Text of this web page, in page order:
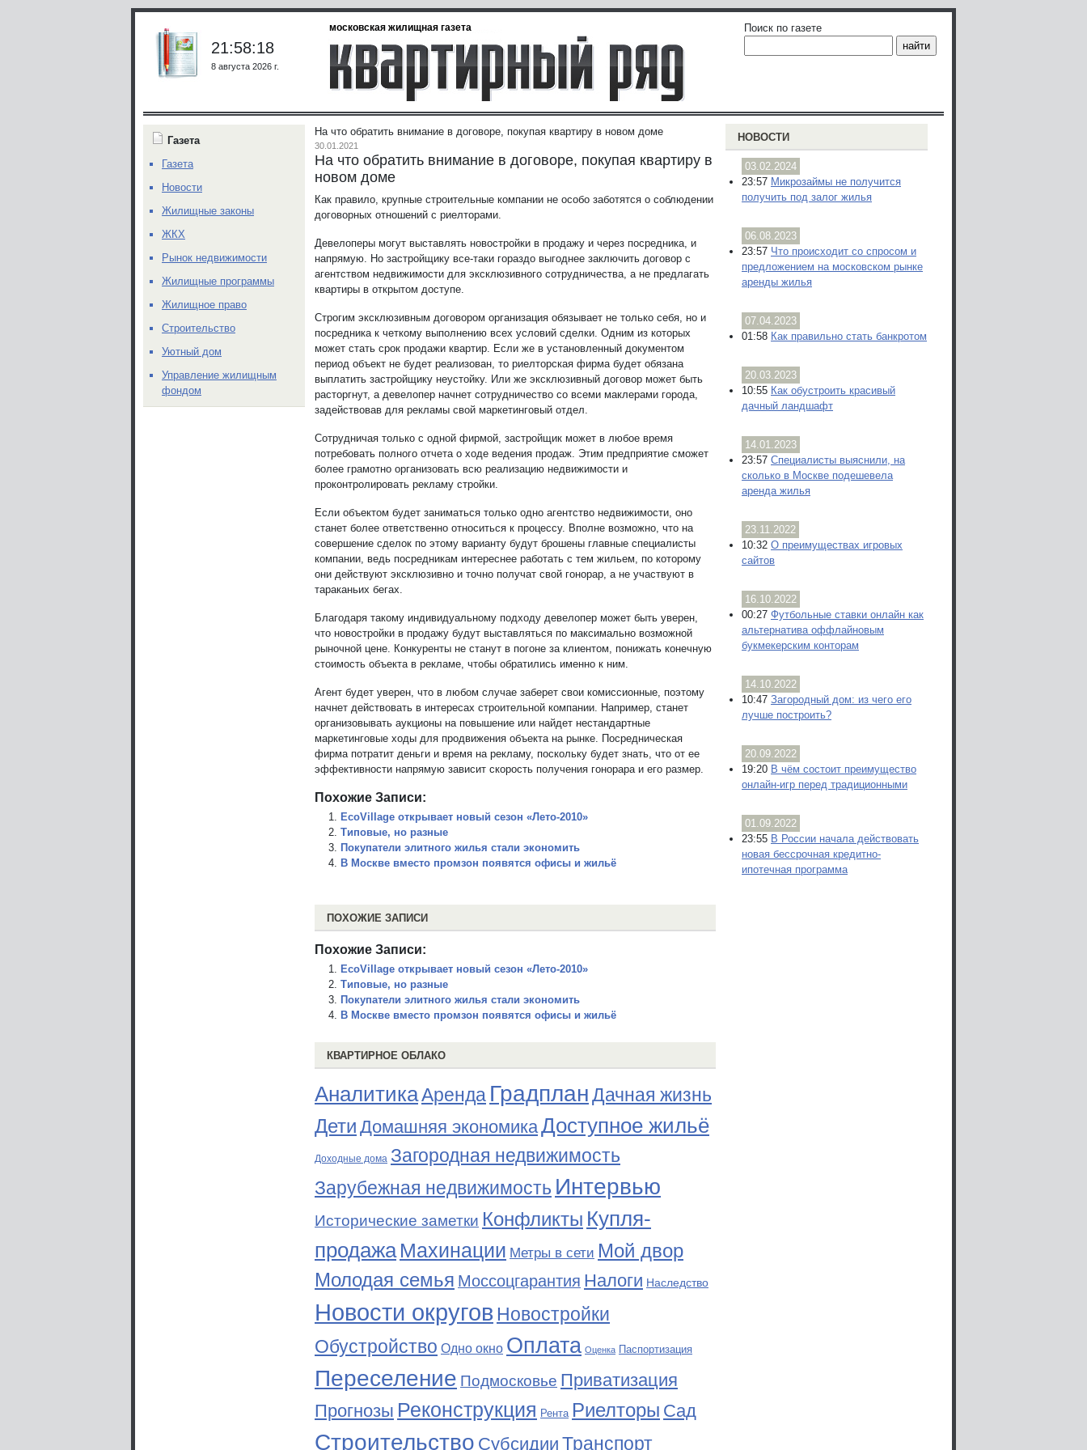
московская жилищная газета
21:58:18
8 августа 2026 г.
Поиск по газете
На что обратить внимание в договоре, покупая квартиру в новом доме
30.01.2021
На что обратить внимание в договоре, покупая квартиру в
новом доме
Как правило, крупные строительные компании не особо заботятся о соблюдении
договорных отношений с риелторами.
Девелоперы могут выставлять новостройки в продажу и через посредника, и
напрямую. Но застройщику все-таки гораздо выгоднее заключить договор с
агентством недвижимости для эксклюзивного сотрудничества, а не предлагать
квартиры в открытом доступе.
Строгим эксклюзивным договором организация обязывает не только себя, но и
посредника к четкому выполнению всех условий сделки. Одним из которых
может стать срок продажи квартир. Если же в установленный документом
период объект не будет реализован, то риелторская фирма будет обязана
выплатить застройщику неустойку. Или же эксклюзивный договор может быть
расторгнут, а девелопер начнет сотрудничество со всеми маклерами города,
задействовав для рекламы свой маркетинговый отдел.
Сотрудничая только с одной фирмой, застройщик может в любое время
потребовать полного отчета о ходе ведения продаж. Этим предприятие сможет
более грамотно организовать всю реализацию недвижимости и
проконтролировать рекламу стройки.
Если объектом будет заниматься только одно агентство недвижимости, оно
станет более ответственно относиться к процессу. Вполне возможно, что на
совершение сделок по этому варианту будут брошены главные специалисты
компании, ведь посредникам интереснее работать с тем жильем, по которому
они действуют эксклюзивно и точно получат свой гонорар, а не участвуют в
тараканьих бегах.
Благодаря такому индивидуальному подходу девелопер может быть уверен,
что новостройки в продажу будут выставляться по максимально возможной
рыночной цене. Конкуренты не станут в погоне за клиентом, понижать конечную
стоимость объекта в рекламе, чтобы обратились именно к ним.
Агент будет уверен, что в любом случае заберет свои комиссионные, поэтому
начнет действовать в интересах строительной компании. Например, станет
организовывать аукционы на повышение или найдет нестандартные
маркетинговые ходы для продвижения объекта на рынке. Посредническая
фирма потратит деньги и время на рекламу, поскольку будет знать, что от ее
эффективности напрямую зависит скорость получения гонорара и его размер.
Похожие Записи:
EcoVillage открывает новый сезон «Лето-2010»
Типовые, но разные
Покупатели элитного жилья стали экономить
В Москве вместо промзон появятся офисы и жильё
ПОХОЖИЕ ЗАПИСИ
Похожие Записи:
EcoVillage открывает новый сезон «Лето-2010»
Типовые, но разные
Покупатели элитного жилья стали экономить
В Москве вместо промзон появятся офисы и жильё
КВАРТИРНОЕ ОБЛАКО
АналитикаАренда ГрадпланДачная жизнь
Дети Домашняя экономикаДоступное жильё
Доходные дома Загородная недвижимость
Зарубежная недвижимость Интервью
Исторические заметки Конфликты Купля-
продажа Махинации Метры в сети Мой двор
Молодая семья Моссоцгарантия Налоги Наследство
Новости округов Новостройки
Обустройство Одно окно Оплата Оценка Паспортизация
Переселение Подмосковье Приватизация
Прогнозы Реконструкция Рента Риелторы Сад
Строительство Субсидии Транспорт
НОВОСТИ
03.02.2024
23:57 Микрозаймы не получится
получить под залог жилья
06.08.2023
23:57 Что происходит со спросом и
предложением на московском рынке
аренды жилья
07.04.2023
01:58 Как правильно стать банкротом
20.03.2023
10:55 Как обустроить красивый
дачный ландшафт
14.01.2023
23:57 Специалисты выяснили, на
сколько в Москве подешевела
аренда жилья
23.11.2022
10:32 О преимуществах игровых
сайтов
16.10.2022
00:27 Футбольные ставки онлайн как
альтернатива оффлайновым
букмекерским конторам
14.10.2022
10:47 Загородный дом: из чего его
лучше построить?
20.09.2022
19:20 В чём состоит преимущество
онлайн-игр перед традиционными
01.09.2022
23:55 В России начала действовать
новая бессрочная кредитно-
ипотечная программа
Газета
Газета
Новости
Жилищные законы
ЖКХ
Рынок недвижимости
Жилищные программы
Жилищное право
Строительство
Уютный дом
Управление жилищным
фондом